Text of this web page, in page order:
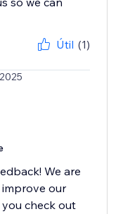
Útil (1)
We are
our
check out